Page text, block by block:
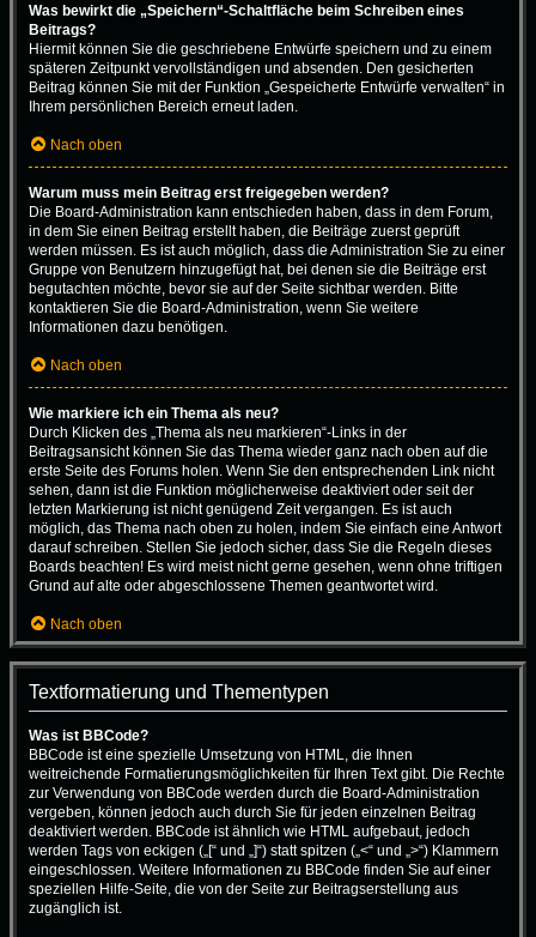
Was bewirkt die „Speichern“-Schaltfläche beim Schreiben eines
Beitrags?
Hiermit können Sie die geschriebene Entwürfe speichern und zu einem
späteren Zeitpunkt vervollständigen und absenden. Den gesicherten
Beitrag können Sie mit der Funktion „Gespeicherte Entwürfe verwalten“ in
Ihrem persönlichen Bereich erneut laden.
Nach oben
Warum muss mein Beitrag erst freigegeben werden?
Die Board-Administration kann entschieden haben, dass in dem Forum,
in dem Sie einen Beitrag erstellt haben, die Beiträge zuerst geprüft
werden müssen. Es ist auch möglich, dass die Administration Sie zu einer
Gruppe von Benutzern hinzugefügt hat, bei denen sie die Beiträge erst
begutachten möchte, bevor sie auf der Seite sichtbar werden. Bitte
kontaktieren Sie die Board-Administration, wenn Sie weitere
Informationen dazu benötigen.
Nach oben
Wie markiere ich ein Thema als neu?
Durch Klicken des „Thema als neu markieren“-Links in der
Beitragsansicht können Sie das Thema wieder ganz nach oben auf die
erste Seite des Forums holen. Wenn Sie den entsprechenden Link nicht
sehen, dann ist die Funktion möglicherweise deaktiviert oder seit der
letzten Markierung ist nicht genügend Zeit vergangen. Es ist auch
möglich, das Thema nach oben zu holen, indem Sie einfach eine Antwort
darauf schreiben. Stellen Sie jedoch sicher, dass Sie die Regeln dieses
Boards beachten! Es wird meist nicht gerne gesehen, wenn ohne triftigen
Grund auf alte oder abgeschlossene Themen geantwortet wird.
Nach oben
Textformatierung und Thementypen
Was ist BBCode?
BBCode ist eine spezielle Umsetzung von HTML, die Ihnen
weitreichende Formatierungsmöglichkeiten für Ihren Text gibt. Die Rechte
zur Verwendung von BBCode werden durch die Board-Administration
vergeben, können jedoch auch durch Sie für jeden einzelnen Beitrag
deaktiviert werden. BBCode ist ähnlich wie HTML aufgebaut, jedoch
werden Tags von eckigen („[“ und „]“) statt spitzen („<“ und „>“) Klammern
eingeschlossen. Weitere Informationen zu BBCode finden Sie auf einer
speziellen Hilfe-Seite, die von der Seite zur Beitragserstellung aus
zugänglich ist.